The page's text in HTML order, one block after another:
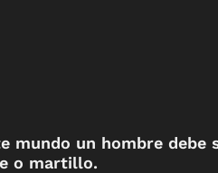
mundo un hombre debe
o martillo.